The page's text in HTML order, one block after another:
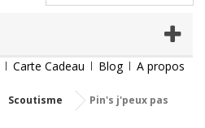
Carte Cadeau Blog A propos
Scoutisme
Pin's j'peux pas